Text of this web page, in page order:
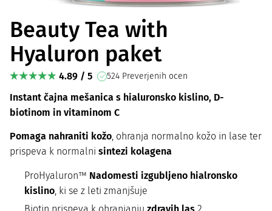
Beauty Tea with
Hyaluron paket
4.89 / 5 524 Preverjenih ocen
Instant čajna mešanica s hialuronsko kislino, D-
biotinom in vitaminom C
Pomaga nahraniti kožo, ohranja normalno kožo in lase ter
prispeva k normalni sintezi kolagena
ProHyaluron™ Nadomesti izgubljeno hialronsko
kislino , ki se z leti zmanjšuje